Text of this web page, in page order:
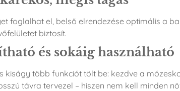
foglalhat el, belső elrendezése optimális a
biztosít.
és sokáig használható
kiságy több funkciót tölt be: kezdve a
távra tervezel – hiszen nem kell minden